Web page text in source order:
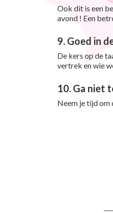
Ook dit is een
avond ! Een
9. Goed in
De kers op de
vertrek en wie
10. Ga niet
Neem je tijd om